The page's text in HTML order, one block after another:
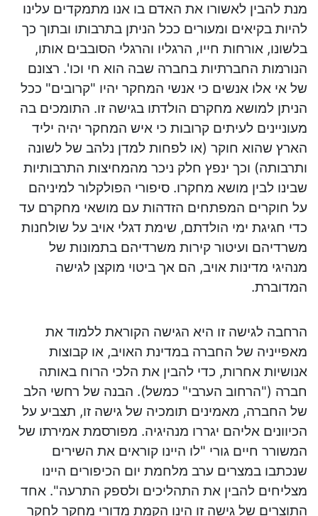
מנת להבין לאשורו את האדם בו אנו מתמקדים עלינו
להיות בקיאים ומעורים ככל הניתן בתרבותו ובתוך כך
בלשונו, אורחות חייו, הרגליו והרגלי הסובבים אותו,
הנורמות החברתיות בחברה שבה הוא חי וכו'. רצונם
של אי אלו אנשים כי אנשי המחקר יהיו "קרובים" ככל
הניתן למושא מחקרם הולדתו בגישה זו. התומכים בה
מעוניינים לעיתים קרובות כי איש המחקר יהיה יליד
הארץ שהוא חוקר (או לפחות למדן נלהב של לשונה
ותרבותה) וכך ינפץ חלק ניכר מהמחיצות התרבותיות
שבינו לבין מושא מחקרו. סיפורי הפולקלור למיניהם
על חוקרים המפתחים הזדהות עם מושאי מחקרם עד
כדי חגיגת ימי הולדתם, שימת דגלי אויב על שולחנות
משרדיהם ועיטור קירות משרדיהם בתמונות של
מנהיגי מדינות אויב, הם אך ביטוי מוקצן לגישה
המדוברת.
הרחבה לגישה זו היא הגישה הקוראת ללמוד את
מאפייניה של החברה במדינת האויב, או קבוצות
אנושיות אחרות, כדי להבין את הלכי הרוח באותה
חברה ("הרחוב הערבי" כמשל). הבנה של רחשי הלב
של החברה, מאמינים תומכיה של גישה זו, תצביע על
הכיוונים אליהם יגררו מנהיגיה. מפורסמת אמירתו של
המשורר חיים גורי "לו היינו קוראים את השירים
שנכתבו במצרים ערב מלחמת יום הכיפורים היינו
מצליחים להבין את התהליכים ולספק התרעה". אחד
התוצרים של גישה זו הינו הקמת מדורי מחקר לחקר